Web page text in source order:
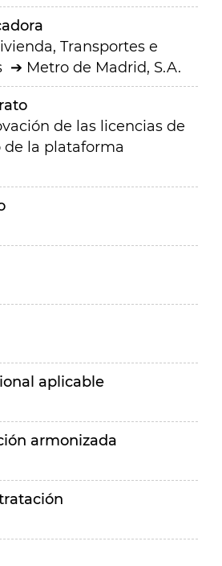
Transportes e
Metro de Madrid, S.A.
de las licencias de
la plataforma
aplicable
armonizada